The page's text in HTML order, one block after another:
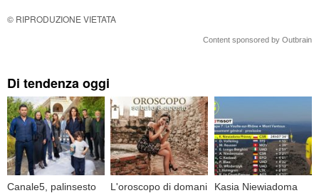
© RIPRODUZIONE VIETATA
Content sponsored by Outbrain
Di tendenza oggi
Canale5, palinsesto
L'oroscopo di domani
Kasia Niewiadoma